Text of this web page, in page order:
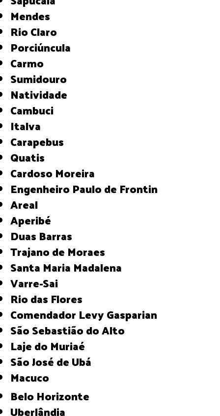
Mendes
Rio Claro
Porciúncula
Carmo
Sumidouro
Natividade
Cambuci
Italva
Carapebus
Quatis
Cardoso Moreira
Engenheiro Paulo de Frontin
Areal
Aperibé
Duas Barras
Trajano de Moraes
Santa Maria Madalena
Varre-Sai
Rio das Flores
Comendador Levy Gasparian
São Sebastião do Alto
Laje do Muriaé
São José de Ubá
Macuco
Belo Horizonte
Uberlândia